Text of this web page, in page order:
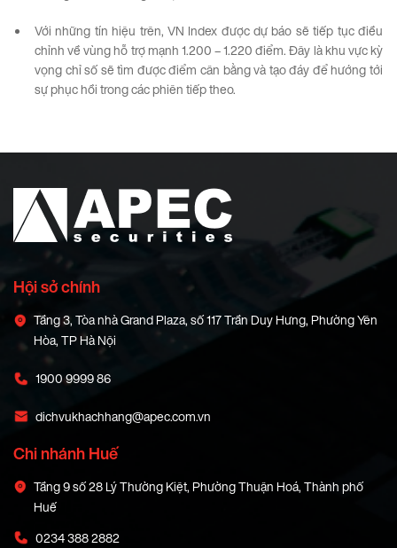
Với những tín hiệu trên, VN Index được dự báo sẽ tiếp tục điều
chỉnh về vùng hỗ trợ mạnh 1.200 – 1.220 điểm. Đây là khu vực kỳ
vọng chỉ số sẽ tìm được điểm cân bằng và tạo đáy để hướng tới
sự phục hồi trong các phiên tiếp theo.
Hội sở chính
Tầng 3, Tòa nhà Grand Plaza, số 117 Trần Duy Hưng, Phường Yên
Hòa, TP Hà Nội
1900 9999 86
dichvukhachhang@apec.com.vn
Chi nhánh Huế
Tầng 9 số 28 Lý Thường Kiệt, Phường Thuận Hoá, Thành phố
Huế
0234 388 2882